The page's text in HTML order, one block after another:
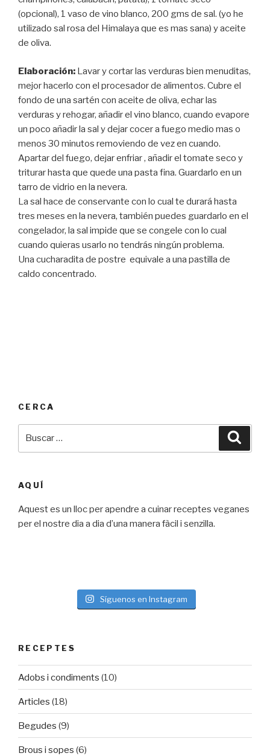
(opcional), 1 vaso de vino blanco, 200 gms de sal. (yo he
utilizado sal rosa del Himalaya que es mas sana) y aceite
de oliva.
Elaboración: Lavar y cortar las verduras bien menuditas,
mejor hacerlo con el procesador de alimentos. Cubre el
fondo de una sartén con aceite de oliva, echar las
verduras y rehogar, añadir el vino blanco, cuando evapore
un poco añadir la sal y dejar cocer a fuego medio mas o
menos 30 minutos removiendo de vez en cuando.
Apartar del fuego, dejar enfriar , añadir el tomate seco y
triturar hasta que quede una pasta fina. Guardarlo en un
tarro de vidrio en la nevera.
La sal hace de conservante con lo cual te durará hasta
tres meses en la nevera, también puedes guardarlo en el
congelador, la sal impide que se congele con lo cual
cuando quieras usarlo no tendrás ningún problema.
Una cucharadita de postre equivale a una pastilla de
caldo concentrado.
CERCA
AQUÍ
Aquest es un lloc per apendre a cuinar receptes veganes
per el nostre dia a dia d’una manera fàcil i senzilla.
Síguenos en Instagram
RECEPTES
Adobs i condiments (10)
Articles (18)
Begudes (9)
Brous i sopes (6)